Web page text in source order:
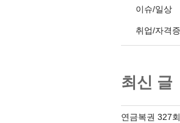
이슈/일상
취업/자격증
최신 글
연금복권 327